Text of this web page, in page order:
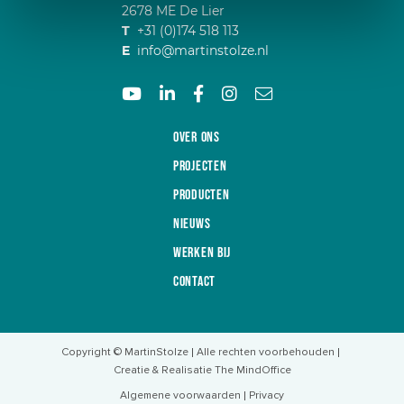
2678 ME De Lier
T+31 (0)174 518 113
Einfo@martinstolze.nl
Over ons
Projecten
Producten
Nieuws
Werken bij
Contact
Copyright © MartinStolze Alle rechten voorbehouden
Creatie & Realisatie The MindOffice
Algemene voorwaarden
Privacy